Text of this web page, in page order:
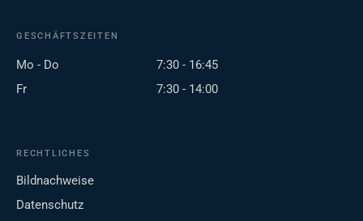
GESCHÄFTSZEITEN
Mo - Do
7:30 - 16:45
Fr
7:30 - 14:00
RECHTLICHES
Bildnachweise
Datenschutz